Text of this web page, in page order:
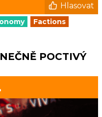
Hlasovat
Factions
POCTIVÝ